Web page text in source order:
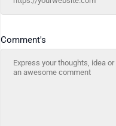
Comment's